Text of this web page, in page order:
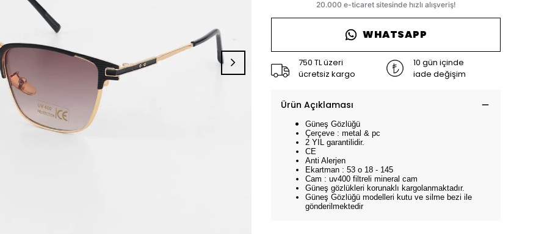
WHATSAPP
750 TL üzeri
ücretsiz kargo
10 gün içinde
iade değişim
Ürün Açıklaması
Güneş Gözlüğü
Çerçeve : metal & pc
2 YIL garantilidir.
CE
Anti Alerjen
Ekartman : 53 o 18 - 145
Cam : uv400 filtreli mineral cam
Güneş gözlükleri korunaklı kargolanmaktadır.
Güneş Gözlüğü modelleri kutu ve silme bezi ile
gönderilmektedir